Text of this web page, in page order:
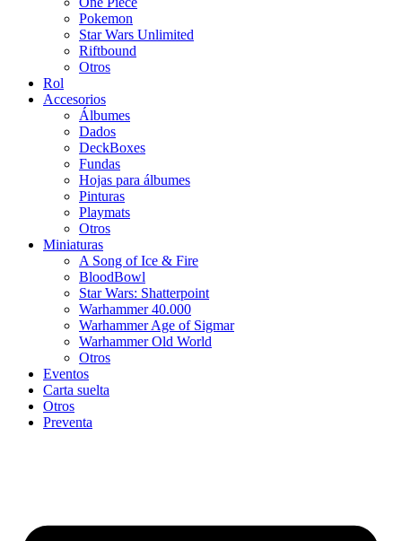
Pokemon
Star Wars Unlimited
Riftbound
Otros
Rol
Accesorios
Álbumes
Dados
DeckBoxes
Fundas
Hojas para álbumes
Pinturas
Playmats
Otros
Miniaturas
A Song of Ice & Fire
BloodBowl
Star Wars: Shatterpoint
Warhammer 40.000
Warhammer Age of Sigmar
Warhammer Old World
Otros
Eventos
Carta suelta
Otros
Preventa